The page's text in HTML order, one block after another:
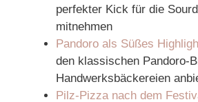
perfekter Kick für die
mitnehmen
Pandoro als Süßes
den klassischen
Handwerksbäckereien
Pilz‑Pizza nach dem